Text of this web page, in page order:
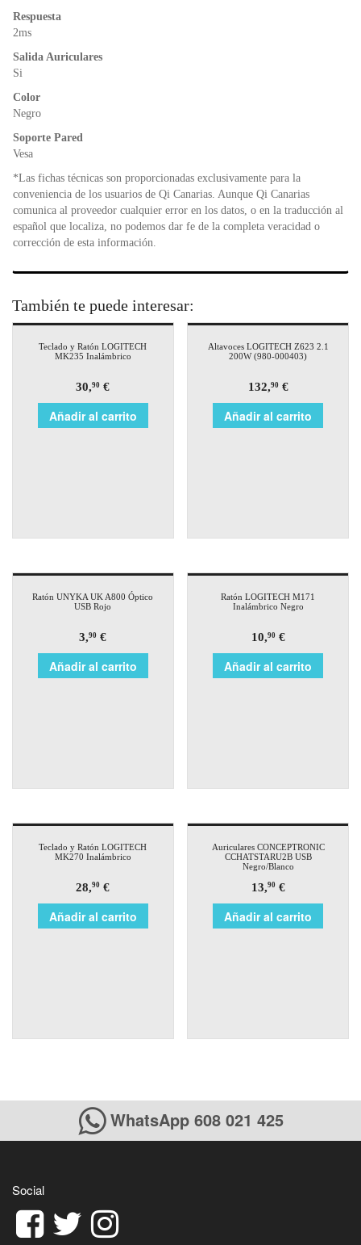
Respuesta
2ms
Salida Auriculares
Si
Color
Negro
Soporte Pared
Vesa
*Las fichas técnicas son proporcionadas exclusivamente para la
conveniencia de los usuarios de Qi Canarias. Aunque Qi Canarias
comunica al proveedor cualquier error en los datos, o en la traducción al
español que localiza, no podemos dar fe de la completa veracidad o
corrección de esta información.
También te puede interesar:
Teclado y Ratón LOGITECH
MK235 Inalámbrico
30,90 €
Añadir al carrito
Altavoces LOGITECH Z623 2.1
200W (980-000403)
132,90€
Añadir al carrito
Ratón UNYKA UK A800 Óptico
USB Rojo
3,90 €
Añadir al carrito
Ratón LOGITECH M171
Inalámbrico Negro
10,90€
Añadir al carrito
Teclado y Ratón LOGITECH
MK270 Inalámbrico
28,90 €
Añadir al carrito
Auriculares CONCEPTRONIC
CCHATSTARU2B USB
Negro/Blanco
13,90€
Añadir al carrito
WhatsApp 608 021 425
Social